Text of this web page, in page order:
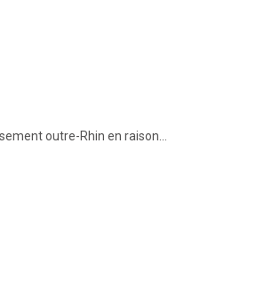
outre-Rhin en raison…